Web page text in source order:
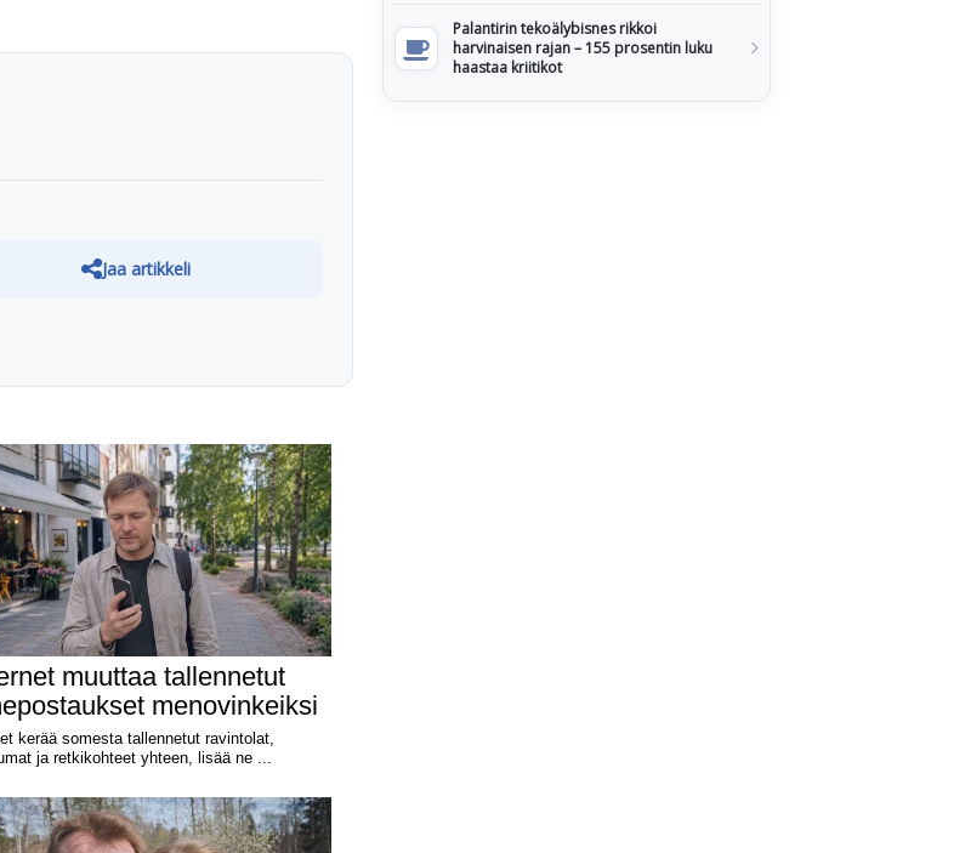
Jaa artikkeli
Palantirin tekoälybisnes rikkoi
harvinaisen rajan – 155 prosentin luku
haastaa kriitikot